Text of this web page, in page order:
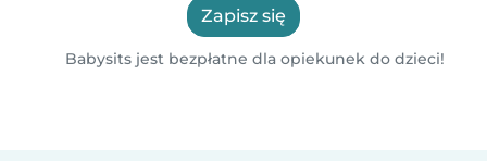
Zapisz się
Babysits jest bezpłatne dla opiekunek do dzieci!